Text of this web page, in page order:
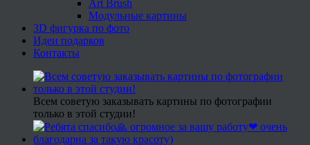
Art Brush
Модульные картины
3D фигурка по фото
Идеи подарков
Контакты
Всем советую заказывать картины по фотографии
только в этой студии!